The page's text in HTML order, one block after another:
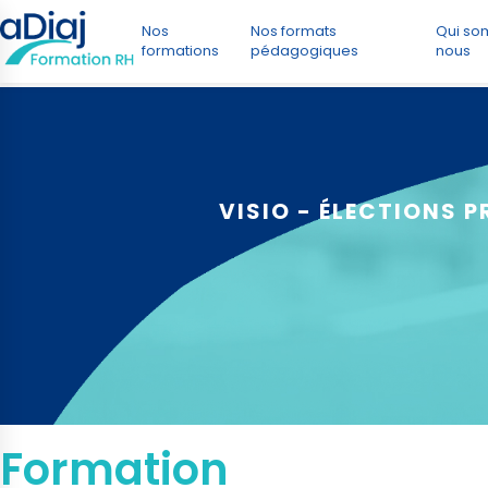
Nos
formations
Nos formats
pédagogiques
Qui
nous
VISIO - ÉLECTIONS
Formation